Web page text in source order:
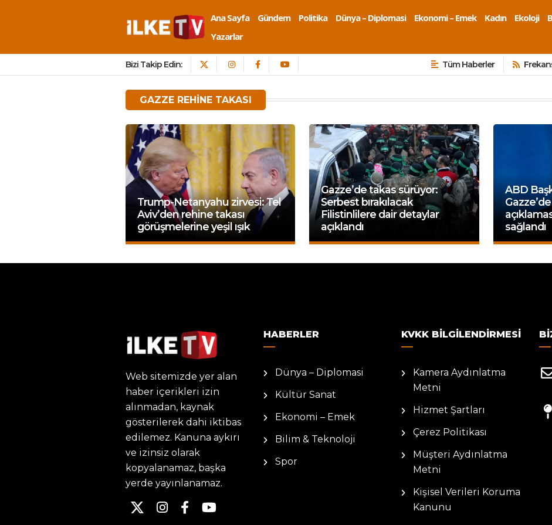
Ana Sayfa Gündem Politika Dünya – Diplomasi Ekonomi – Emek Kadın Ekoloji
Yazarlar
Bizi Takip Edin: Tüm Haberler
GAZZE REHINE TAKASI
Trump-Netanyahu zirvesi: Tel
Aviv’den rehine takası
görüşmelerine yeşil ışık
Gazze’de takas sürüyor:
Serbest bırakılacak
Filistinlilere dair detaylar
açıklandı
ABD
sağlandı
Web sitemizde yer alan
haber içerikleri izin
alınmadan, kaynak
gösterilerek dahi iktibas
edilemez. Kanuna aykırı
ve izinsiz olarak
kopyalanamaz, başka
yerde yayınlanamaz.
HABERLER
Dünya – Diplomasi
Kültür Sanat
Ekonomi – Emek
Bilim & Teknoloji
Spor
KVKK BILGILENDIRMESI
Kamera Aydınlatma
Metni
Hizmet Şartları
Çerez Politikası
Müşteri Aydınlatma
Metni
Kişisel Verileri Koruma
Kanunu